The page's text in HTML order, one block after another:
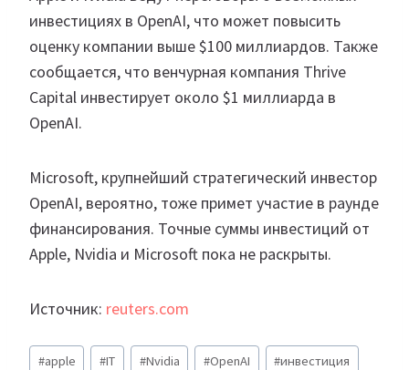
инвестициях в OpenAI, что может повысить
оценку компании выше $100 миллиардов. Также
сообщается, что венчурная компания Thrive
Capital инвестирует около $1 миллиарда в
OpenAI.
Microsoft, крупнейший стратегический инвестор
OpenAI, вероятно, тоже примет участие в раунде
финансирования. Точные суммы инвестиций от
Apple, Nvidia и Microsoft пока не раскрыты.
Источник: reuters.com
Метки
#apple #IT #Nvidia #OpenAI #инвестиция